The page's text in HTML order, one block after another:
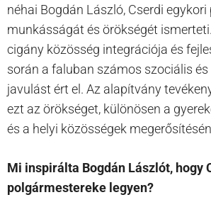
néhai Bogdán László, Cserdi
munkásságát és örökségét
cigány közösség integrációja és
során a faluban számos szociális
javulást ért el. Az alapítvány
ezt az örökséget, különösen a
és a helyi közösségek
Mi inspirálta Bogdán Lászlót, hogy
polgármestereke legyen?